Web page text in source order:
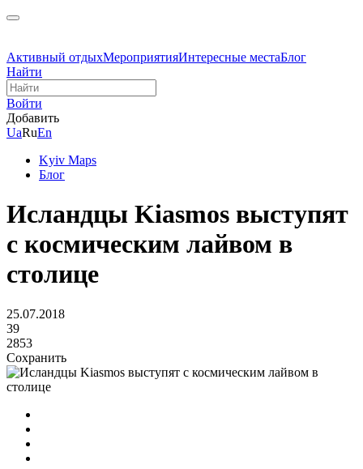
Активный отдыхМероприятияИнтересные местаБлог
Найти
Войти
Добавить
UaRuEn
Kyiv Maps
Блог
Исландцы Kiasmos выступят
с космическим лайвом в
столице
25.07.2018
39
2853
Сохранить